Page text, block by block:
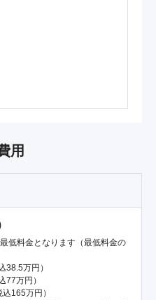
用
低料金となります（最低料金の
38.5万円）
77万円）
165万円）